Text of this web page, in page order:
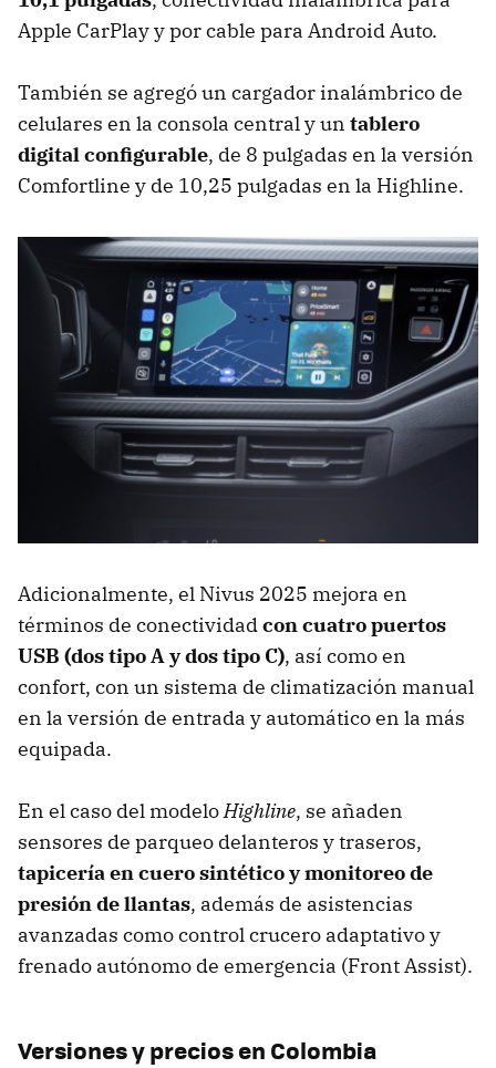
Apple CarPlay y por cable para Android Auto.
También se agregó un cargador inalámbrico de
celulares en la consola central y un tablero
digital configurable, de 8 pulgadas en la versión
Comfortline y de 10,25 pulgadas en la Highline.
Adicionalmente, el Nivus 2025 mejora en
términos de conectividad con cuatro puertos
USB (dos tipo A y dos tipo C), así como en
confort, con un sistema de climatización manual
en la versión de entrada y automático en la más
equipada.
En el caso del modelo Highline, se añaden
sensores de parqueo delanteros y traseros,
tapicería en cuero sintético y monitoreo de
presión de llantas, además de asistencias
avanzadas como control crucero adaptativo y
frenado autónomo de emergencia (Front Assist).
Versiones y precios en Colombia